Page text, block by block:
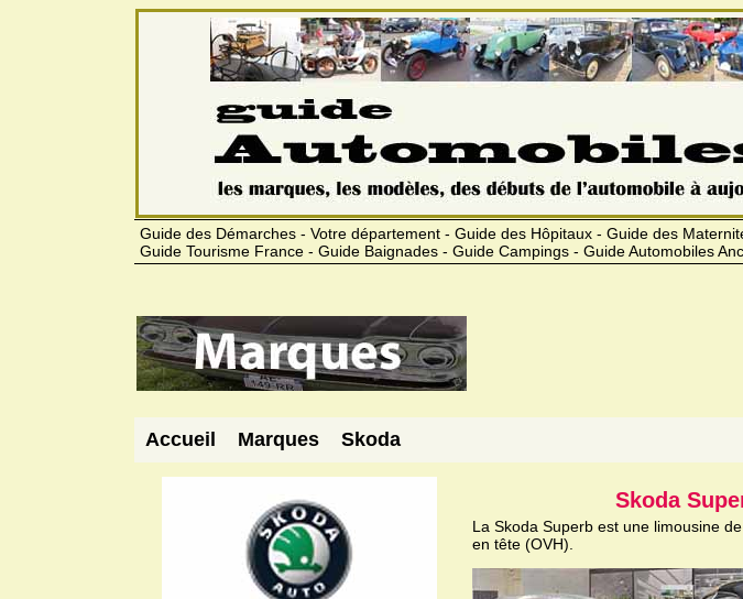
Guide des Démarches - Votre département - Guide des Hôpitaux - Guide des
Guide Tourisme France - Guide Baignades - Guide Campings - Guide Automobiles
Accueil Marques Skoda
Skoda
La Skoda Superb est une limousine
en tête (OVH).